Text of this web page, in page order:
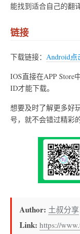
能找到适合自己的翻
链接
下载链接： Android点
IOS直接在APP Store
ID才能下载。
想要及时了解更多好
号，就不会错过精彩
Author: 土叔分享
Link: https://